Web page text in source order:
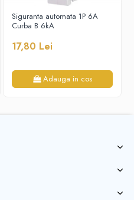
Siguranta automata 1P 6A
Curba B 6kA
17,80 Lei
Adauga in cos